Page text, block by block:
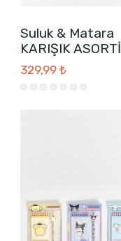
Suluk & Matara
KARIŞIK ASORTİ
329,99 ₺